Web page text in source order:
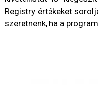
Registry értékeket
szeretnénk, ha a